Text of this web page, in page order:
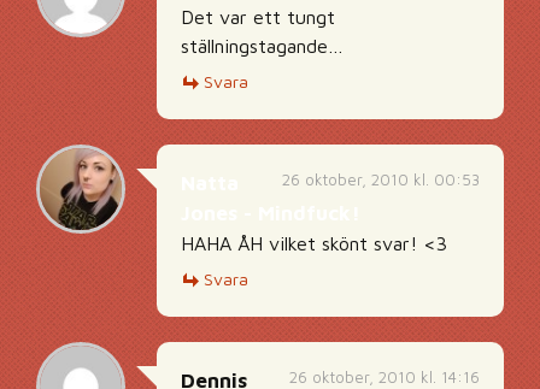
Det var ett tungt
ställningstagande…
Svara
26 oktober, 2010 kl. 00:53
HAHA ÅH vilket skönt svar! <3
Svara
26 oktober, 2010 kl. 14:16
Dennis